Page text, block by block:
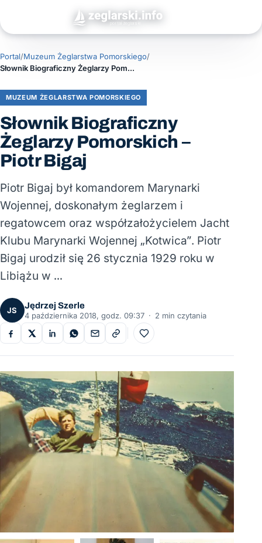
Portal/Muzeum Żeglarstwa Pomorskiego/
Słownik Biograficzny Żeglarzy Pomorskich – Piotr Bigaj
MUZEUM ŻEGLARSTWA POMORSKIEGO
Słownik Biograficzny
Żeglarzy Pomorskich –
Piotr Bigaj
Piotr Bigaj był komandorem Marynarki
Wojennej, doskonałym żeglarzem i
regatowcem oraz współzałożycielem Jacht
Klubu Marynarki Wojennej „Kotwica”. Piotr
Bigaj urodził się 26 stycznia 1929 roku w
Libiążu w …
JS
Jędrzej Szerle
4 października 2018, godz. 09:37 · 2 min czytania
Do ulubionych